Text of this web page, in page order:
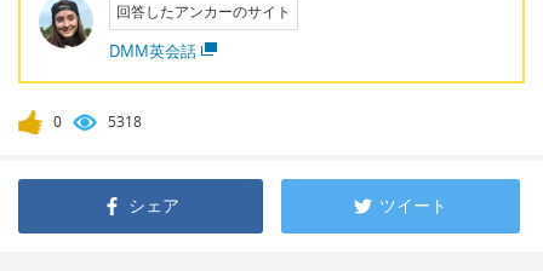
回答したアンカーのサイト
DMM英会話
0 5318
シェア ツイート